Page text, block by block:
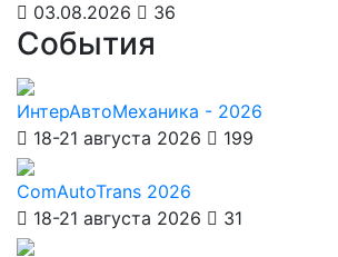
03.08.2026
36
События
ИнтерАвтоМеханика - 2026
18-21 августа 2026
199
ComAutoTrans 2026
18-21 августа 2026
31